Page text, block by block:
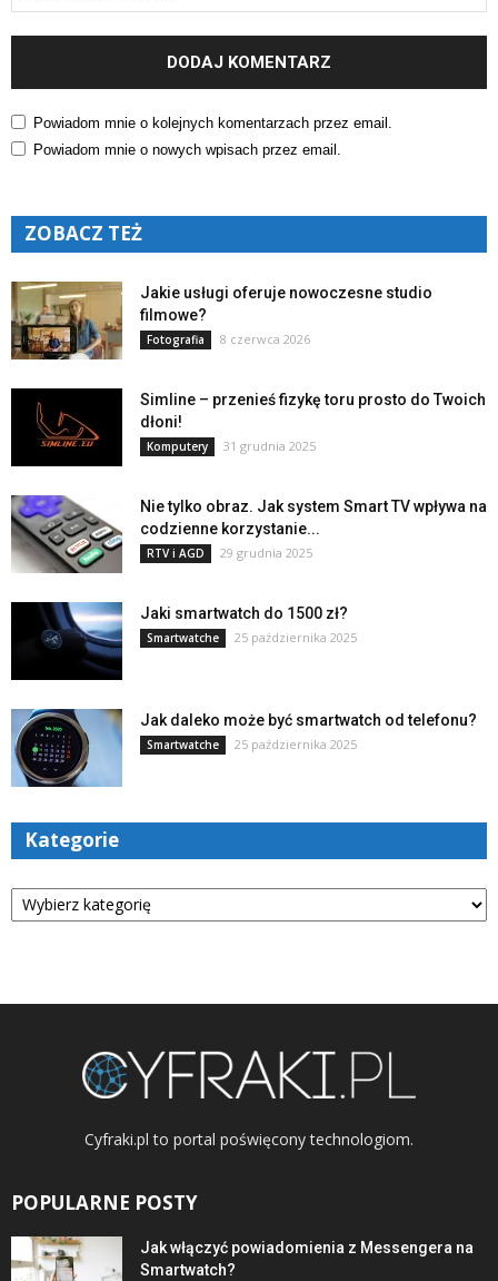
Powiadom mnie o kolejnych komentarzach przez email.
Powiadom mnie o nowych wpisach przez email.
ZOBACZ TEŻ
Jakie usługi oferuje nowoczesne studio
filmowe?
Fotografia 8 czerwca 2026
Simline – przenieś fizykę toru prosto do Twoich
dłoni!
Komputery 31 grudnia 2025
Nie tylko obraz. Jak system Smart TV wpływa na
codzienne korzystanie...
RTV i AGD 29 grudnia 2025
Jaki smartwatch do 1500 zł?
Smartwatche 25 października 2025
Jak daleko może być smartwatch od telefonu?
Smartwatche 25 października 2025
Kategorie
Kategorie
Cyfraki.pl to portal poświęcony technologiom.
POPULARNE POSTY
Jak włączyć powiadomienia z Messengera na
Smartwatch?